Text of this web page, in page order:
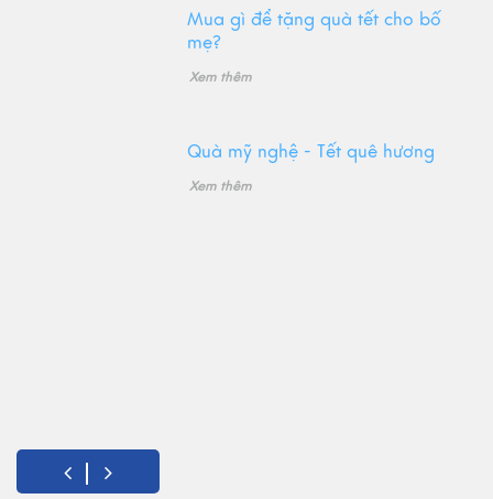
Mua gì để tặng quà tết cho bố
mẹ?
Xem thêm
Quà mỹ nghệ - Tết quê hương
Xem thêm